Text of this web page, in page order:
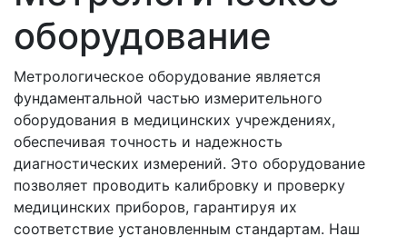
оборудование
Метрологическое оборудование является
фундаментальной частью измерительного
оборудования в медицинских учреждениях,
обеспечивая точность и надежность
диагностических измерений. Это оборудование
позволяет проводить калибровку и проверку
медицинских приборов, гарантируя их
соответствие установленным стандартам. Наш